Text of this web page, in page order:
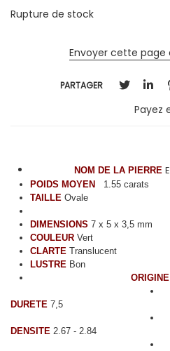
Rupture de stock
Envoyer cette
PARTAGER
Payez
NOM DE LA PIERRE
POIDS MOYEN
1.55 carats
TAILLE Ovale
DIMENSIONS 7 x 5 x 3,5 mm
COULEUR Vert
CLARTE Translucent
LUSTRE Bon
ORIGINE
DURETE 7,5
DENSITE 2.67 - 2.84